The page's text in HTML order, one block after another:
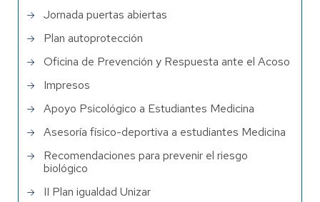
Jornada puertas abiertas
Plan autoprotección
Oficina de Prevención y Respuesta ante el Acoso
Impresos
Apoyo Psicológico a Estudiantes Medicina
Asesoría físico-deportiva a estudiantes Medicina
Recomendaciones para prevenir el riesgo
biológico
II Plan igualdad Unizar